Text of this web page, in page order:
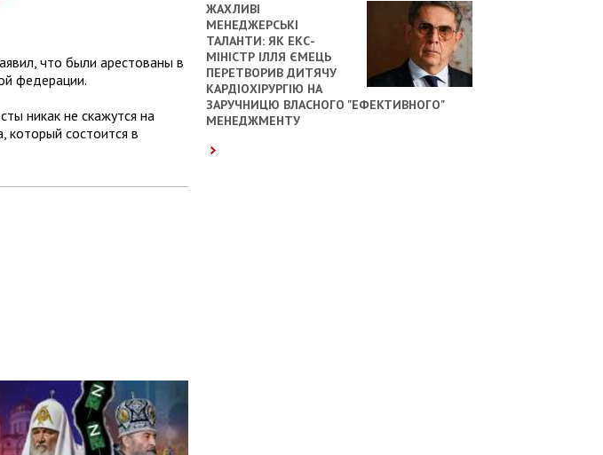
ЖАХЛИВІ
МЕНЕДЖЕРСЬКІ
ТАЛАНТИ: ЯК ЕКС-
МІНІСТР ІЛЛЯ ЄМЕЦЬ
ПЕРЕТВОРИВ ДИТЯЧУ
КАРДІОХІРУРГІЮ НА
ЗАРУЧНИЦЮ ВЛАСНОГО "ЕФЕКТИВНОГО"
МЕНЕДЖМЕНТУ
что были арестованы в
федерации.
никак не скажутся на
который состоится в